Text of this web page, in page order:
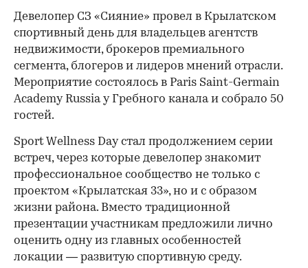
Девелопер СЗ «Сияние» провел в Крылатском
спортивный день для владельцев агентств
недвижимости, брокеров премиального
сегмента, блогеров и лидеров мнений отрасли.
Мероприятие состоялось в Paris Saint-Germain
Academy Russia у Гребного канала и собрало 50
гостей.
Sport Wellness Day стал продолжением серии
встреч, через которые девелопер знакомит
профессиональное сообщество не только с
проектом «Крылатская 33», но и с образом
жизни района. Вместо традиционной
презентации участникам предложили лично
оценить одну из главных особенностей
локации — развитую спортивную среду.